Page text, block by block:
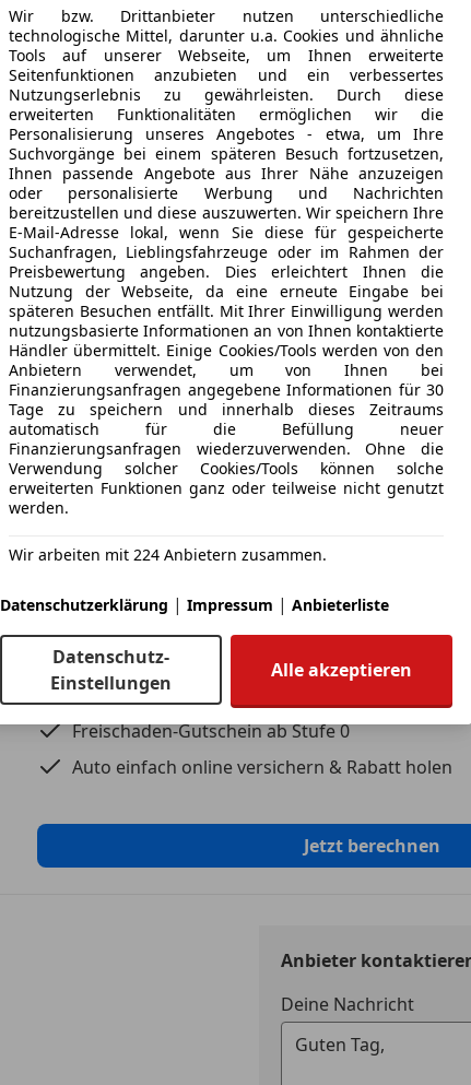
MP3
Radio
USB
Sicherheit
ABS
ESP
Isofix
Seitenairbag
Tagfahrlicht
Extras
Alufelgen
Tempomat
Außenspiegel elektr. anklappbar
Nebelscheinwerfer
Scheiben hinten stark getönt
Service neu durchgeführt
Mehr anzeigen
Kfz-Versicherung
Versicherungsschutz an Ihre Bedürfnisse
Freischaden-Gutschein ab Stufe 0
Auto einfach online versichern & Rabatt holen
Jetzt berechnen
Anbieter
Deine Nachricht
Wir bzw. Drittanbieter nutzen unterschiedliche
technologische Mittel, darunter u.a. Cookies und ähnliche
Tools auf unserer Webseite, um Ihnen erweiterte
Seitenfunktionen anzubieten und ein verbessertes
Nutzungserlebnis zu gewährleisten. Durch diese
erweiterten Funktionalitäten ermöglichen wir die
Personalisierung unseres Angebotes - etwa, um Ihre
Suchvorgänge bei einem späteren Besuch fortzusetzen,
Ihnen passende Angebote aus Ihrer Nähe anzuzeigen
oder personalisierte Werbung und Nachrichten
bereitzustellen und diese auszuwerten. Wir speichern Ihre
E-Mail-Adresse lokal, wenn Sie diese für gespeicherte
Suchanfragen, Lieblingsfahrzeuge oder im Rahmen der
Preisbewertung angeben. Dies erleichtert Ihnen die
Nutzung der Webseite, da eine erneute Eingabe bei
späteren Besuchen entfällt. Mit Ihrer Einwilligung werden
nutzungsbasierte Informationen an von Ihnen kontaktierte
Händler übermittelt. Einige Cookies/Tools werden von den
Anbietern verwendet, um von Ihnen bei
Finanzierungsanfragen angegebene Informationen für 30
Tage zu speichern und innerhalb dieses Zeitraums
automatisch für die Befüllung neuer
Finanzierungsanfragen wiederzuverwenden. Ohne die
Verwendung solcher Cookies/Tools können solche
erweiterten Funktionen ganz oder teilweise nicht genutzt
werden.
Wir arbeiten mit 224 Anbietern zusammen.
Datenschutzerklärung | Impressum | Anbieterliste
Datenschutz-
Einstellungen
Alle akzeptieren